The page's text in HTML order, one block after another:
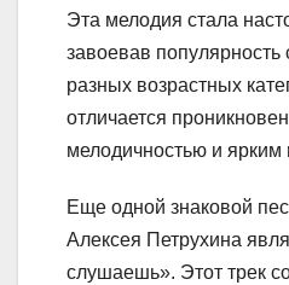
Эта мелодия стала
завоевав популярность
разных возрастных
отличается
мелодичностью и ярким
Еще одной знаковой
Алексея Петрухина
слушаешь». Этот трек